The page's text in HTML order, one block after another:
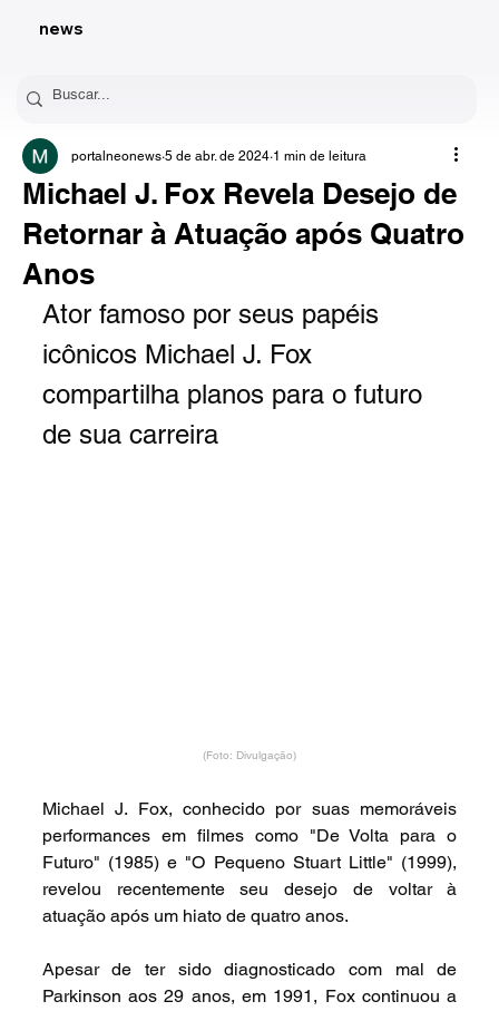
news
Michael J. Fox Revela Desejo de
Retornar à Atuação após Quatro
Anos
portalneonews 5 de abr. de 2024 1 min de leitura
Ator famoso por seus papéis
icônicos Michael J. Fox
compartilha planos para o futuro
de sua carreira
(Foto: Divulgação)
Michael J. Fox, conhecido por suas memoráveis
performances em filmes como "De Volta para o
Futuro" (1985) e "O Pequeno Stuart Little" (1999),
revelou recentemente seu desejo de voltar à
atuação após um hiato de quatro anos.
Apesar de ter sido diagnosticado com mal de
Parkinson aos 29 anos, em 1991, Fox continuou a